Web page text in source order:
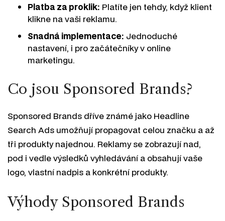
Platba za proklik: Platíte jen tehdy, když klient
klikne na vaši reklamu.
Snadná implementace: Jednoduché
nastavení, i pro začátečníky v online
marketingu.
Co jsou Sponsored Brands?
Sponsored Brands dříve známé jako Headline
Search Ads umožňují propagovat celou značku a až
tři produkty najednou. Reklamy se zobrazují nad,
pod i vedle výsledků vyhledávání a obsahují vaše
logo, vlastní nadpis a konkrétní produkty.
Výhody Sponsored Brands